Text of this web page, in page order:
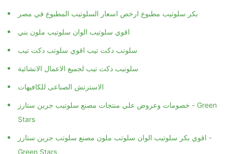
بكر سلوتيب مطبوع ارخص اسعار السلوتيب المطبوع في مصر
اقوي سلوتيب الوان سلوتيب ملون بني
سلوتب دكت تيب اقوي سلوتب دكت تيب
سلوتيب دكت تيب لجميع الاعمال الانشائية
الاسترتش الصناعى للكافيهات
خصومات وعروض علي منتجات مصنع سلوتيب جرين ستارز - Green
Stars
اقوي بكر سلوتيب الوان سلوتب ملون مصنع سلوتب جرين ستارز -
Green Stars